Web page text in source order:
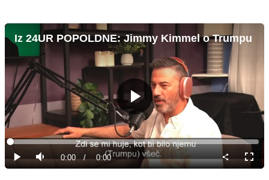
Iz 24UR POPOLDNE: Jimmy Kimmel o Trumpu
Predvajaj
Predvajaj
Tiho Current
0:00 / Duration
0:00
Loaded:
0%
način